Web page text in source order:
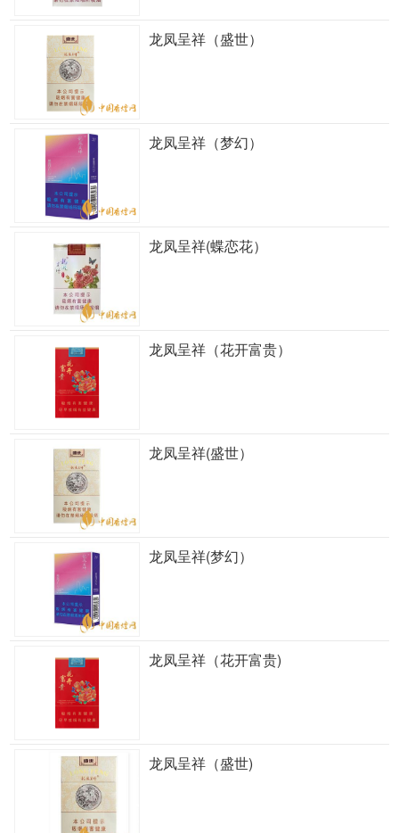
龙凤呈祥（盛世）
龙凤呈祥（梦幻）
龙凤呈祥(蝶恋花）
龙凤呈祥（花开富贵）
龙凤呈祥(盛世）
龙凤呈祥(梦幻）
龙凤呈祥（花开富贵)
龙凤呈祥（盛世)